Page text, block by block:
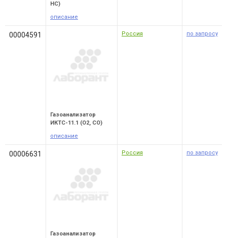
HC)
описание
00004591
Газоанализатор
ИКТС-11.1 (О2, СО)
описание
Россия по запросу
00006631
Газоанализатор
Россия по запросу